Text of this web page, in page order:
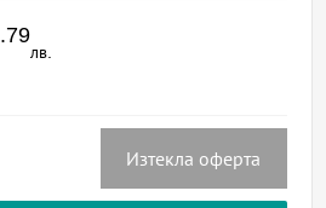
.79
лв.
Изтекла оферта